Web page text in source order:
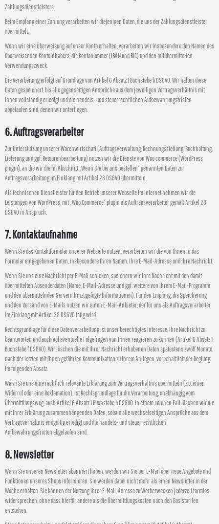
Zahlungsdienstleisters.
Beim Empfang einer Zahlung verarbeiten wir diejenigen Daten, die uns der Zahlungsdienstleister
übermittelt.
Wenn wir eine Überweisung auf unser Konto erhalten, verarbeiten wir insbesondere den Namen des
überweisenden Kontoinhabers, die Kontonummer (IBAN und BIC) und den mitübermittelten
Verwendungszweck.
Die Verarbeitung erfolgt auf Grundlage von Artikel 6 Absatz 1 Buchstabe b DSGVO. Wir halten diese
Daten gespeichert, bis alle gegenseitigen Ansprüche aus dem jeweiligen Vertragsverhältnis mit
Ihnen vollständig erledigt und die handels- und steuerrechtlichen Aufbewahrungsfristen
abgelaufen sind, denen wir unterliegen.
6. Auftragsverarbeiter
Zur Unterstützung unserer Warenwirtschaft (Auftragsverwaltung, Rechnungsstellung, Buchhaltung,
Lieferung und ggf. Retourenbearbeitung) nutzen wir die Dienste von Woo commerce (WordPress
plugin), an die wir die im Abschnitt „Wenn Sie bei uns bestellen“ genannten Daten zur
Auftragsverarbeitung im Einklang mit Artikel 28 DSGVO übermitteln.
Als technischen Dienstleister für den Betrieb unserer Webseite im Internet nehmen wir die
Leistungen von WordPress, mit „Woo Commerce“ plugin als Auftragsverarbeiter gemäß Artikel 28
DSGVO in Anspruch.
7. Kontaktaufnahme
Wenn Sie das Kontaktformular unserer Webseite nutzen, verarbeiten wir die von Ihnen in das
Formular eingegebenen Daten, insbesondere Ihren Namen, Ihre E-Mail-Adresse und Ihre Nachricht.
Wenn Sie uns eine Nachricht per E-Mail schicken, speichern wir Ihre Nachricht mit den damit
übermittelten Absenderdaten (Name, E-Mail-Adresse und ggf. weitere von Ihrem E-Mail-Programm
und den übermittelnden Servern hinzugefügte Informationen). Für den Empfang, die Speicherung
und den Versand von E-Mails nutzen wir einen E-Mail-Anbieter, der für uns als Auftragsverarbeiter
im Einklang mit Artikel 28 DSGVO tätig wird.
Rechtsgrundlage für diese Datenverarbeitung ist unser berechtigtes Interesse, Ihre Nachricht zu
beantworten und auch auf eventuelle Folgefragen von Ihnen reagieren zu können (Artikel 6 Absatz 1
Buchstabe f DSGVO). Wir löschen die mit Ihrer Nachricht erhobenen Daten spätestens zwölf Monate
nach der letzten mit Ihnen geführten Kommunikation zu Ihrem Anliegen, vorbehaltlich der Reglung
im folgenden Absatz.
Wenn Sie uns eine rechtlich relevante Erklärung zum Vertragsverhältnis übermitteln (z.B. einen
Widerruf oder eine Reklamation), ist Rechtsgrundlage für die Verarbeitung, unabhängig vom
Übermittlungsweg, auch Artikel 6 Absatz 1 Buchstabe b DSGVO. In einem solchen Fall löschen wir die
mit Ihrer Erklärung zusammenhängenden Daten, sobald alle wechselseitigen Ansprüche aus dem
Vertragsverhältnis endgültig erledigt und die handels- und steuerrechtlichen
Aufbewahrungsfristen abgelaufen sind.
8. Newsletter
Wenn Sie unseren Newsletter abonniert haben, werden wir Sie per E-Mail über neue Angebote und
Funktionen unseres Shops informieren. Sie werden dabei nicht mehr als einen Newsletter in der
Woche erhalten. Sie können der Nutzung Ihrer E-Mail-Adresse zu Werbezwecken jederzeit formlos
widersprechen, ohne dass hierfür andere als die Übermittlungskosten nach den Basistarifen
entstehen.